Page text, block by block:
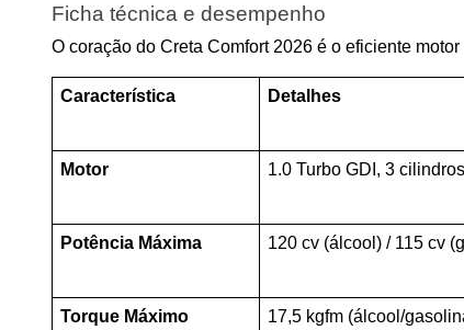
Ficha técnica e desempenho
O coração do Creta Comfort 2026 é o eficiente
Característica Detalhes
Motor 1.0 Turbo GDI, 3
Potência Máxima 120 cv (álcool) / 115 cv
Torque Máximo 17,5 kgfm (álcool/